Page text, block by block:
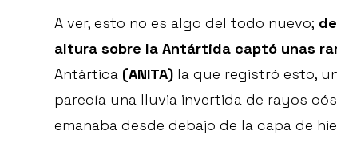
A ver, esto no es algo del todo nuevo;
altura sobre la Antártida captó unas
Antártica (ANITA) la que registró esto,
parecía una lluvia invertida de rayos
emanaba desde debajo de la capa de